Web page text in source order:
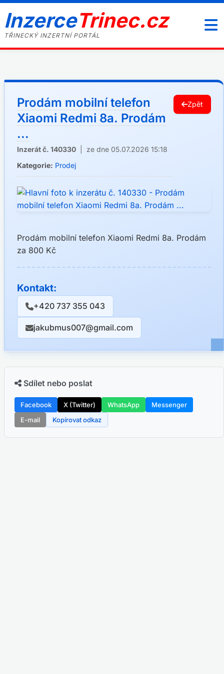
InzerceTrinec.cz
TŘINECKÝ INZERTNÍ PORTÁL
Prodám mobilní telefon
Xiaomi Redmi 8a. Prodám
...
Inzerát č. 140330 | ze dne 05.07.2026 15:18
Kategorie: Prodej
Zpět
Prodám mobilní telefon Xiaomi Redmi 8a. Prodám
za 800 Kč
Kontakt:
+420 737 355 043
jakubmus007@gmail.com
Sdílet nebo poslat
Facebook X (Twitter) WhatsApp
Messenger
E-mail
Kopírovat odkaz